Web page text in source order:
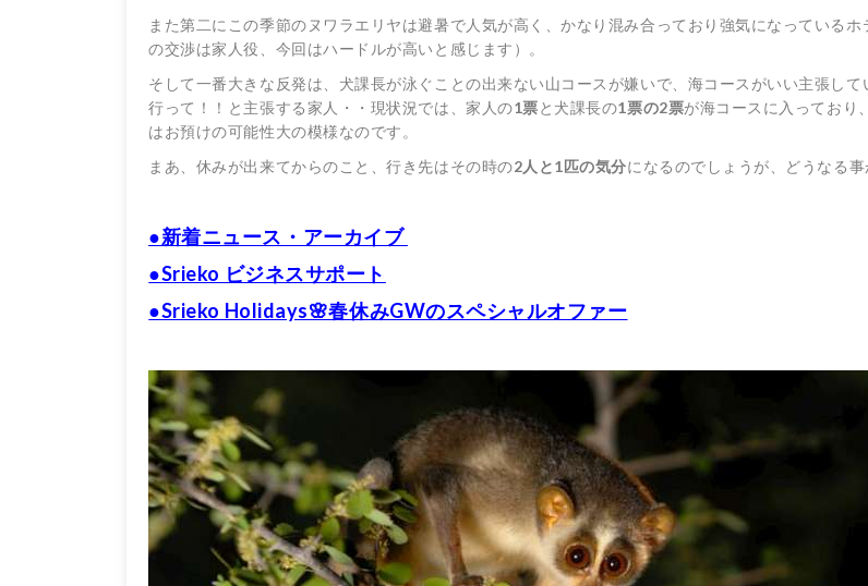
また第二にこの季節のヌワラエリヤは避暑で人気が高く、かなり混み合っており強気になっている
の交渉は家人役、今回はハードルが高いと感じます）。
そして一番大きな反発は、犬課長が泳ぐことの出来ない山コースが嫌いで、海コースがいい主張し
行って！！と主張する家人・・現状況では、家人の1票と犬課長の1票の2票が海コースに入っており
はお預けの可能性大の模様なのです。
まあ、休みが出来てからのこと、行き先はその時の2人と1匹の気分になるのでしょうが、どうなる
●新着ニュース・アーカイブ
●Srieko ビジネスサポート
●Srieko Holidays🌸春休みGWのスペシャルオファー